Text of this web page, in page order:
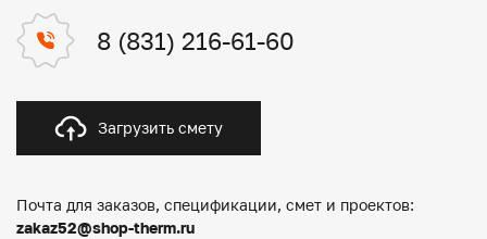
8 (831) 216-61-60
Загрузить смету
Почта для заказов, спецификации, смет и проектов:
zakaz52@shop-therm.ru